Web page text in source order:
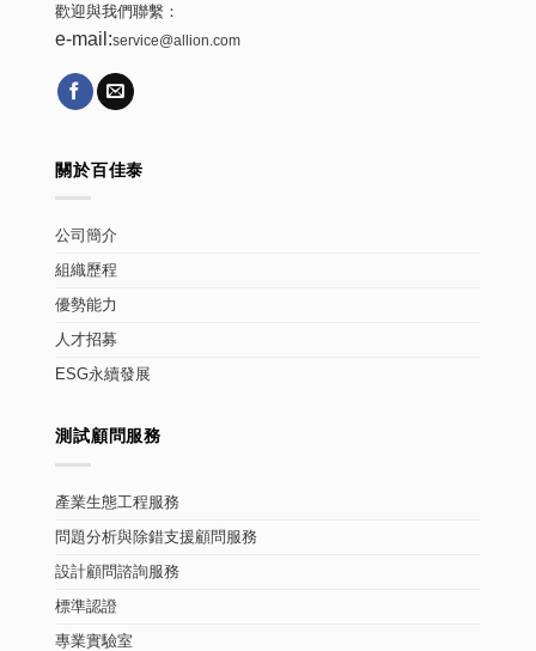
歡迎與我們聯繫：
e-mail:service@allion.com
關於百佳泰
公司簡介
組織歷程
優勢能力
人才招募
ESG永續發展
測試顧問服務
產業生態工程服務
問題分析與除錯支援顧問服務
設計顧問諮詢服務
標準認證
專業實驗室